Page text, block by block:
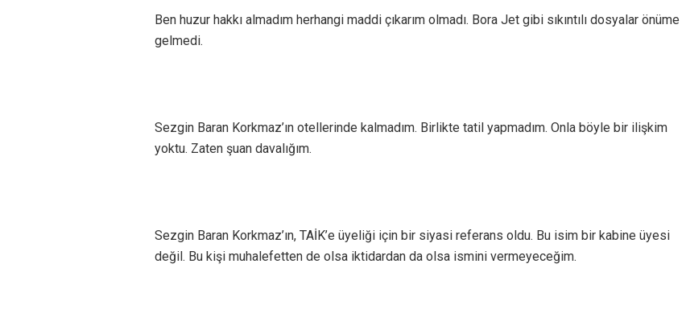
Ben huzur hakkı almadım herhangi maddi çıkarım olmadı. Bora Jet gibi sıkıntılı dosyalar önüme
gelmedi.
Sezgin Baran Korkmaz’ın otellerinde kalmadım. Birlikte tatil yapmadım. Onla böyle bir ilişkim
yoktu. Zaten şuan davalığım.
Sezgin Baran Korkmaz’ın, TAİK’e üyeliği için bir siyasi referans oldu. Bu isim bir kabine üyesi
değil. Bu kişi muhalefetten de olsa iktidardan da olsa ismini vermeyeceğim.